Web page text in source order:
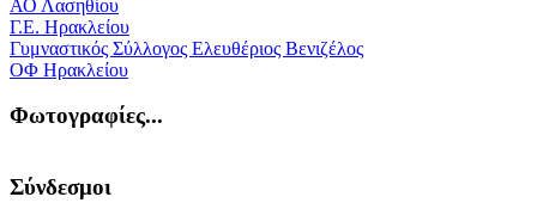
ΑΟ Λασηθίου
Γ.Ε. Ηρακλείου
Γυμναστικός Σύλλογος Ελευθέριος Βενιζέλος
ΟΦ Ηρακλείου
Φωτογραφίες...
Σύνδεσμοι